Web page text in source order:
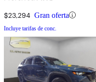
$23,294 Gran oferta
Incluye tarifas de conc.